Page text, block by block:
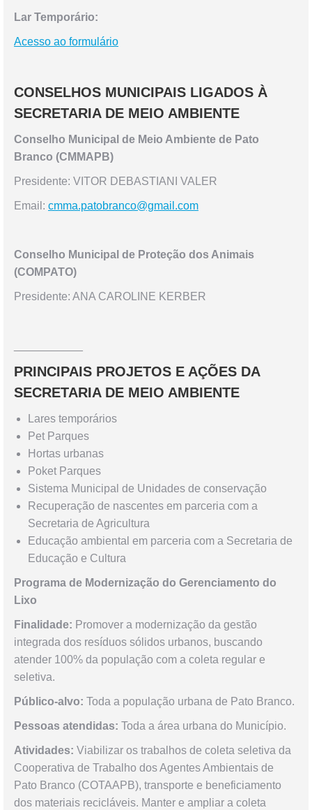
Lar Temporário:
Acesso ao formulário
CONSELHOS MUNICIPAIS LIGADOS À
SECRETARIA DE MEIO AMBIENTE
Conselho Municipal de Meio Ambiente de Pato
Branco (CMMAPB)
Presidente: VITOR DEBASTIANI VALER
Email: cmma.patobranco@gmail.com
Conselho Municipal de Proteção dos Animais
(COMPATO)
Presidente: ANA CAROLINE KERBER
PRINCIPAIS PROJETOS E AÇÕES DA
SECRETARIA DE MEIO AMBIENTE
Lares temporários
Pet Parques
Hortas urbanas
Poket Parques
Sistema Municipal de Unidades de conservação
Recuperação de nascentes em parceria com a
Secretaria de Agricultura
Educação ambiental em parceria com a Secretaria de
Educação e Cultura
Programa de Modernização do Gerenciamento do
Lixo
Finalidade: Promover a modernização da gestão
integrada dos resíduos sólidos urbanos, buscando
atender 100% da população com a coleta regular e
seletiva.
Público-alvo: Toda a população urbana de Pato Branco.
Pessoas atendidas: Toda a área urbana do Município.
Atividades: Viabilizar os trabalhos de coleta seletiva da
Cooperativa de Trabalho dos Agentes Ambientais de
Pato Branco (COTAAPB), transporte e beneficiamento
dos materiais recicláveis. Manter e ampliar a coleta